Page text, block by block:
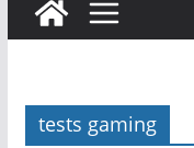
tests gaming